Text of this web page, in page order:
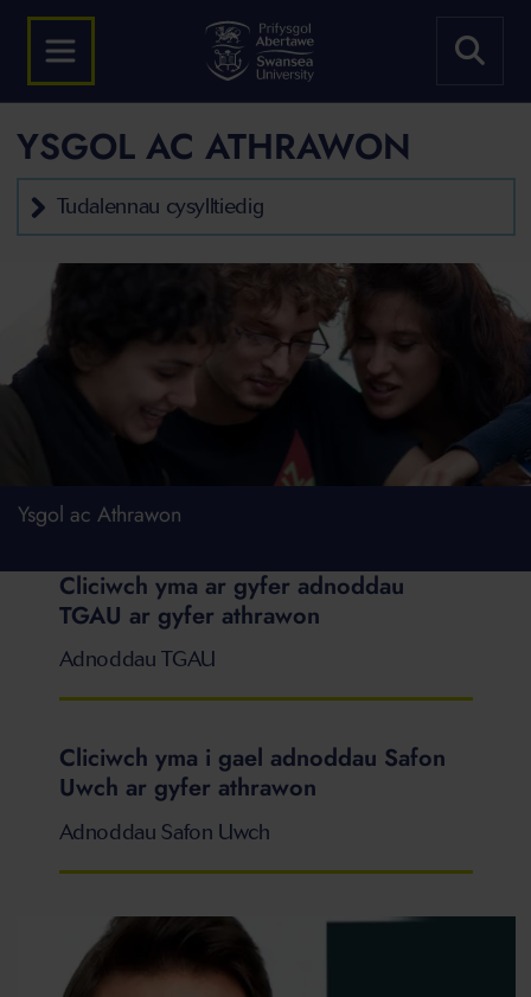
YSGOL AC ATHRAWON
Tudalennau cysylltiedig
Ysgol ac Athrawon
Cliciwch yma ar gyfer adnoddau
TGAU ar gyfer athrawon
Adnoddau TGAU
Cliciwch yma i gael adnoddau Safon
Uwch ar gyfer athrawon
Adnoddau Safon Uwch